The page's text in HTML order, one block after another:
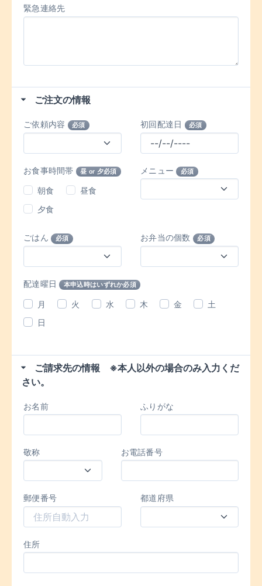
緊急連絡先
ご注文の情報
ご依頼内容 必須 初回配達日 必須
お食事時間帯 昼 or 夕必須
朝食
昼食
夕食
メニュー 必須
ごはん 必須 お弁当の個数 必須
配達曜日 本申込時はいずれか必須
月 火 水 木 金
土
日
ご請求先の情報 ※本人以外の場合のみ入力くだ
さい。
お名前 ふりがな
敬称 お電話番号
郵便番号 都道府県
住所